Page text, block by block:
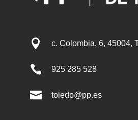
 c. Colombia, 6, 45004,
 925 285 528
 toledo@pp.es